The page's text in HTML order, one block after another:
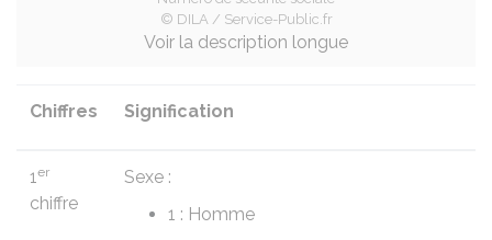
© DILA / Service-Public.fr
Voir la description longue
Chiffres Signification
1er
chiffre
Sexe :
1 : Homme